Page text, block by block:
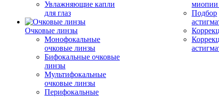
Увлажняющие капли
для глаз
Очковые линзы
Монофокальные
очковые линзы
Бифокальные очковые
линзы
Мультифокальные
очковые линзы
Перифокальные
миопии
Подбор